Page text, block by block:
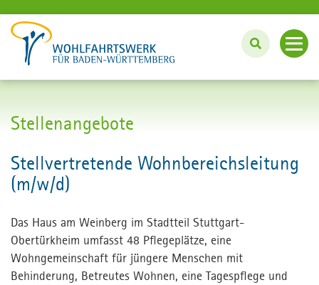
Individuell arbeiten mit PEP
Ausbildung, Studium und Praktikum
Aktuelle Stellenangebote
Stellenangebote
Stellvertretende Wohnbereichsleitung
(m/w/d)
Das Haus am Weinberg im Stadtteil Stuttgart-
Obertürkheim umfasst 48 Pflegeplätze, eine
Wohngemeinschaft für jüngere Menschen mit
Behinderung, Betreutes Wohnen, eine Tagespflege und